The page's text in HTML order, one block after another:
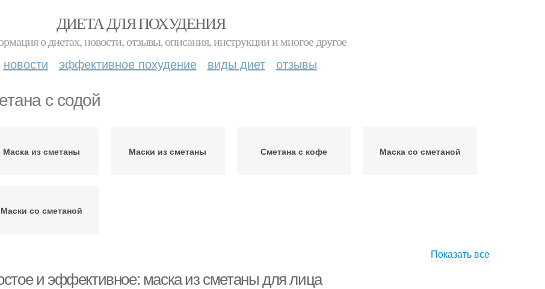
ДИЕТА ДЛЯ ПОХУДЕНИЯ
о диетах, новости, отзывы, описания, инструкции и многое другое
новости эффективное похудение виды диет отзывы
с содой
Маска из сметаны Маски из сметаны Сметана с кофе Маска со сметаной
Маски со сметаной
Показать все
и эффективное: маска из сметаны для лица